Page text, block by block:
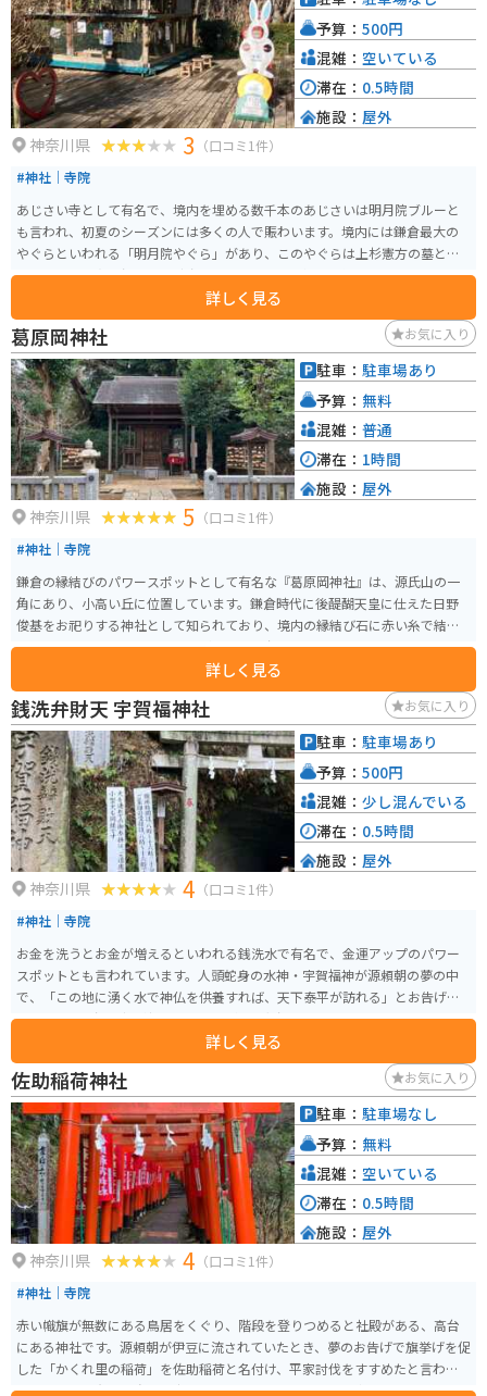
神奈川県 3 （口コミ1件）
#神社｜寺院
あじさい寺として有名で、​境内を埋める数千本のあじさいは明月院ブルーと
も言われ、初夏のシーズンには多くの人で賑わいます。境内には鎌倉最大の
やぐらといわれる「明月院やぐら」があり、このやぐらは上杉憲方の墓と伝
わり、壁面に釈迦如来 、多宝如来と思われる像が浮き彫りされています。
詳しく見る
予算： 500円
混雑： 空いている
滞在： 0.5時間
施設： 屋外
葛原岡神社 お気に入り
神奈川県 5 （口コミ1件）
#神社｜寺院
鎌倉の縁結びのパワースポットとして有名な『葛原岡神社』は、源氏山の一
角にあり、小高い丘に位置しています。鎌倉時代に後醍醐天皇に仕えた日野
俊基をお祀りする神社として知られており、境内の縁結び石に赤い糸で結ば
れた多数の五円玉や多くの絵馬がとても印象的です。
詳しく見る
駐車： 駐車場あり
予算： 無料
混雑： 普通
滞在： 1時間
施設： 屋外
銭洗弁財天 宇賀福神社 お気に入り
神奈川県 4 （口コミ1件）
#神社｜寺院
お金を洗うとお金が増えるといわれる銭洗水で有名で、金運アップのパワー
スポットとも言われています。人頭蛇身の水神・宇賀福神が源頼朝の夢の中
で、「この地に湧く水で神仏を供養すれば、天下泰平が訪れる」とお告げを
したことで、源頼朝が社を建てたのがその起源と言われています。洗ったお
金は有意義に使うことが良いと言われています。
詳しく見る
駐車： 駐車場あり
予算： 500円
混雑： 少し混んでいる
滞在： 0.5時間
施設： 屋外
佐助稲荷神社 お気に入り
神奈川県 4 （口コミ1件）
#神社｜寺院
赤い幟旗が無数にある鳥居をくぐり、階段を登りつめると社殿がある、高台
にある神社です。源頼朝が伊豆に流されていたとき、夢のお告げで旗挙げを促
した「かくれ里の稲荷」を佐助稲荷と名付け、平家討伐をすすめたと言われ
ています。鎌倉の最強の「出世稲荷」と言われており、仕事運のパワースポ
駐車： 駐車場なし
予算： 無料
混雑： 空いている
滞在： 0.5時間
施設： 屋外